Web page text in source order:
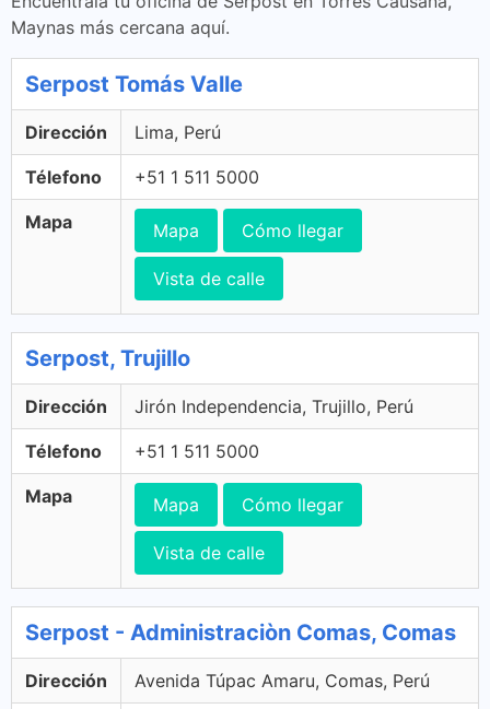
Maynas más cercana aquí.
Serpost Tomás Valle
Dirección Lima, Perú
Télefono +51 1 511 5000
Mapa Mapa Cómo llegar
Vista de calle
Serpost, Trujillo
Dirección Jirón Independencia, Trujillo, Perú
Télefono +51 1 511 5000
Mapa Mapa Cómo llegar
Vista de calle
Serpost - Administraciòn Comas, Comas
Dirección Avenida Túpac Amaru, Comas, Perú